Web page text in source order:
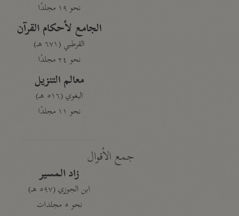
نحو ١٩ مجلدًا
الجامع لأحكام القرآن
القرطبي (٦٧١ هـ)
نحو ٢٤ مجلدًا
معالم التنزيل
البغوي (٥١٦ هـ)
نحو ١١ مجلدًا
جمع الأقوال
زاد المسير
ابن الجوزي (٥٩٧ هـ)
نحو ٥ مجلدات